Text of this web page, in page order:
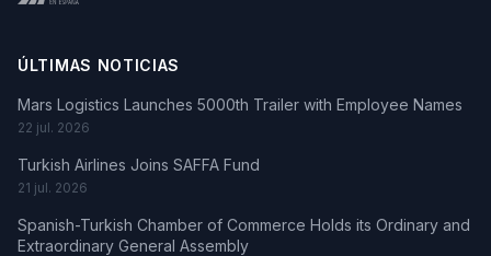
ÚLTIMAS NOTICIAS
Mars Logistics Launches 5000th Trailer with Employee Names
22 jul. 2026
Turkish Airlines Joins SAFFA Fund
21 jul. 2026
Spanish-Turkish Chamber of Commerce Holds its Ordinary and
Extraordinary General Assembly